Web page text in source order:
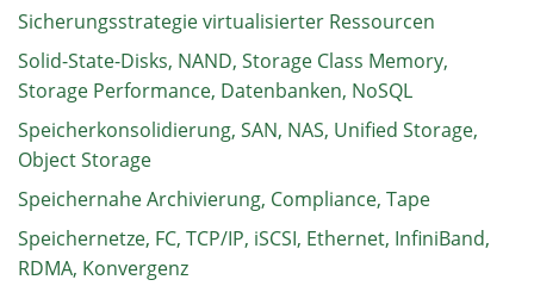
Sicherungsstrategie virtualisierter Ressourcen
Solid-State-Disks, NAND, Storage Class Memory,
Storage Performance, Datenbanken, NoSQL
Speicherkonsolidierung, SAN, NAS, Unified Storage,
Object Storage
Speichernahe Archivierung, Compliance, Tape
Speichernetze, FC, TCP/IP, iSCSI, Ethernet, InfiniBand,
RDMA, Konvergenz